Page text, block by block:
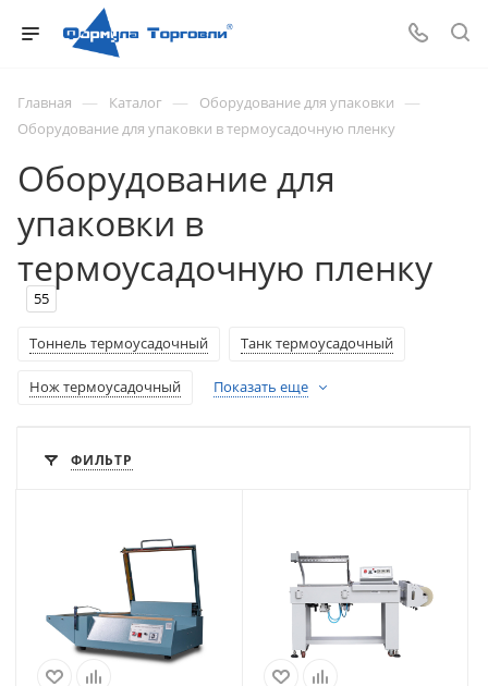
Главная — Каталог — Оборудование для упаковки —
Оборудование для упаковки в термоусадочную пленку
Оборудование для
упаковки в
термоусадочную пленку
55
Тоннель термоусадочный Танк термоусадочный
Нож термоусадочный Показать еще
ФИЛЬТР